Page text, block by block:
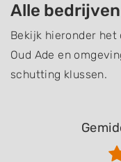
Alle
Bekijk hieronder
Oud Ade en
schutting klussen.